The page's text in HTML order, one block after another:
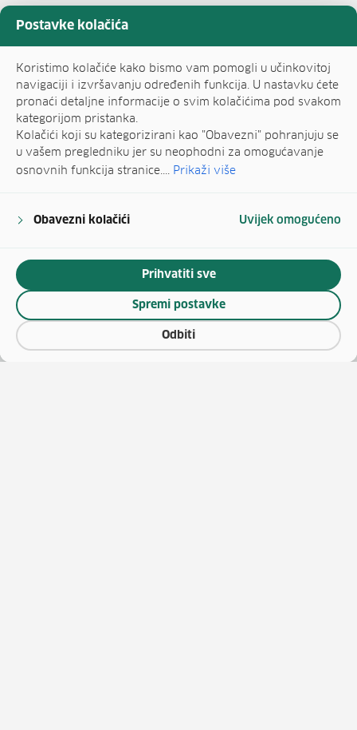
Postavke kolačića
Koristimo kolačiće kako bismo vam pomogli u učinkovitoj
navigaciji i izvršavanju određenih funkcija. U nastavku ćete
pronaći detaljne informacije o svim kolačićima pod svakom
kategorijom pristanka.
Kolačići koji su kategorizirani kao "Obavezni" pohranjuju se
u vašem pregledniku jer su neophodni za omogućavanje
osnovnih funkcija stranice.... Prikaži više
Obavezni kolačići Uvijek omogućeno
Odbiti
Spremi postavke
Prihvatiti sve